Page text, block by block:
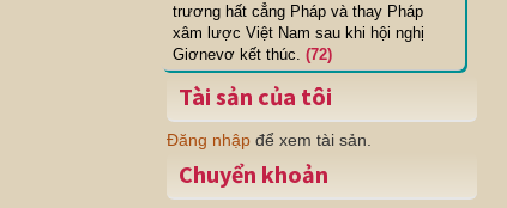
trương hất cẳng Pháp và thay Pháp
xâm lược Việt Nam sau khi hội nghị
Giơnevơ kết thúc. (72)
Tài sản của tôi
Đăng nhập để xem tài sản.
Chuyển khoản